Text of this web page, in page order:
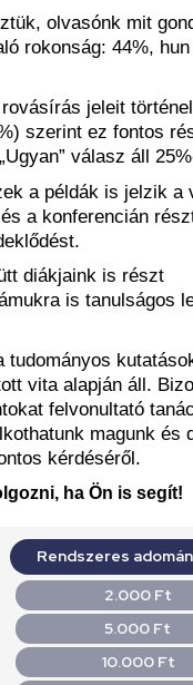
olvasónk mit
rokonság: 44%,
jeleit
szerint ez fontos
válasz áll
a példák is jelzik a
a konferencián
diákjaink is részt
is tanulságos
tudományos
vita alapján áll.
felvonultató
magunk és
kérdéséről.
ha Ön is segít!